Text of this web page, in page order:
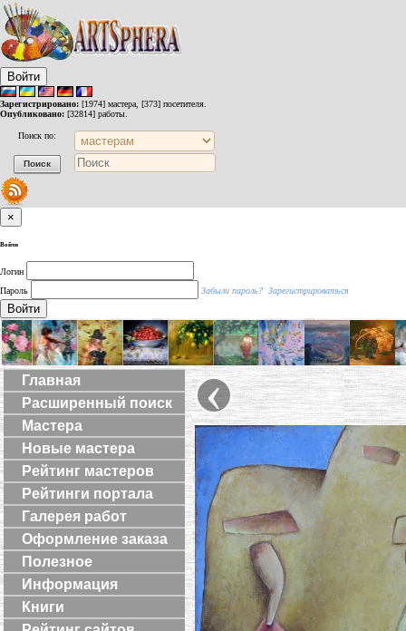
Войти
Зарегистрировано: [1974] мастера, [373] посетителя.
Опубликовано: [32814] работы.
Поиск по:
×
Войти
Логин
Пароль
Забыли пароль? Зарегистрироваться
Войти
Главная
Расширенный поиск
Мастера
Новые мастера
Рейтинг мастеров
Рейтинги портала
Галерея работ
Оформление заказа
Полезное
Информация
Книги
‹